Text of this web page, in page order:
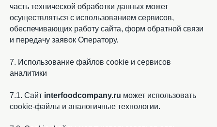
часть технической обработки данных может
осуществляться с использованием сервисов,
обеспечивающих работу сайта, форм обратной связи
и передачу заявок Оператору.
7. Использование файлов cookie и сервисов
аналитики
7.1. Сайт interfoodcompany.ru может использовать
cookie-файлы и аналогичные технологии.